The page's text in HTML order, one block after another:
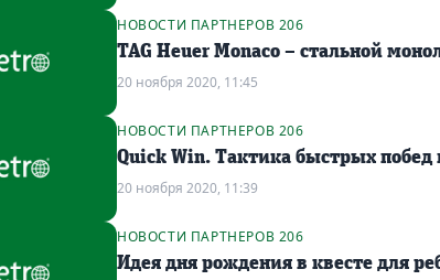
НОВОСТИ ПАРТНЕРОВ 206
TAG Heuer Monaco – стальной
20 ноября 2020, 11:45
НОВОСТИ ПАРТНЕРОВ 206
Quick Win. Тактика быстрых
20 ноября 2020, 11:39
НОВОСТИ ПАРТНЕРОВ 206
Идея дня рождения в квесте для